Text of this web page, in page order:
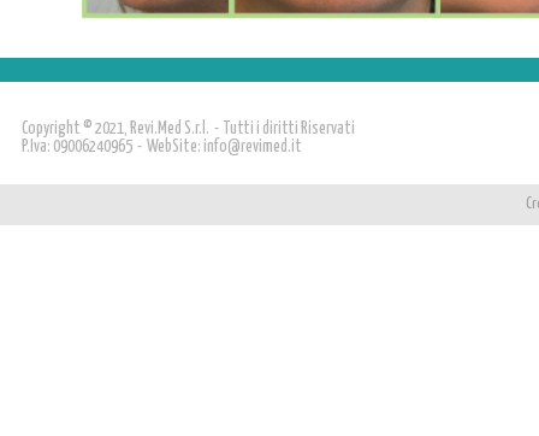
Copyright © 2021, Revi.Med S.r.l. - Tutti i diritti Riservati
P.Iva: 09006240965 - WebSite: info@revimed.it